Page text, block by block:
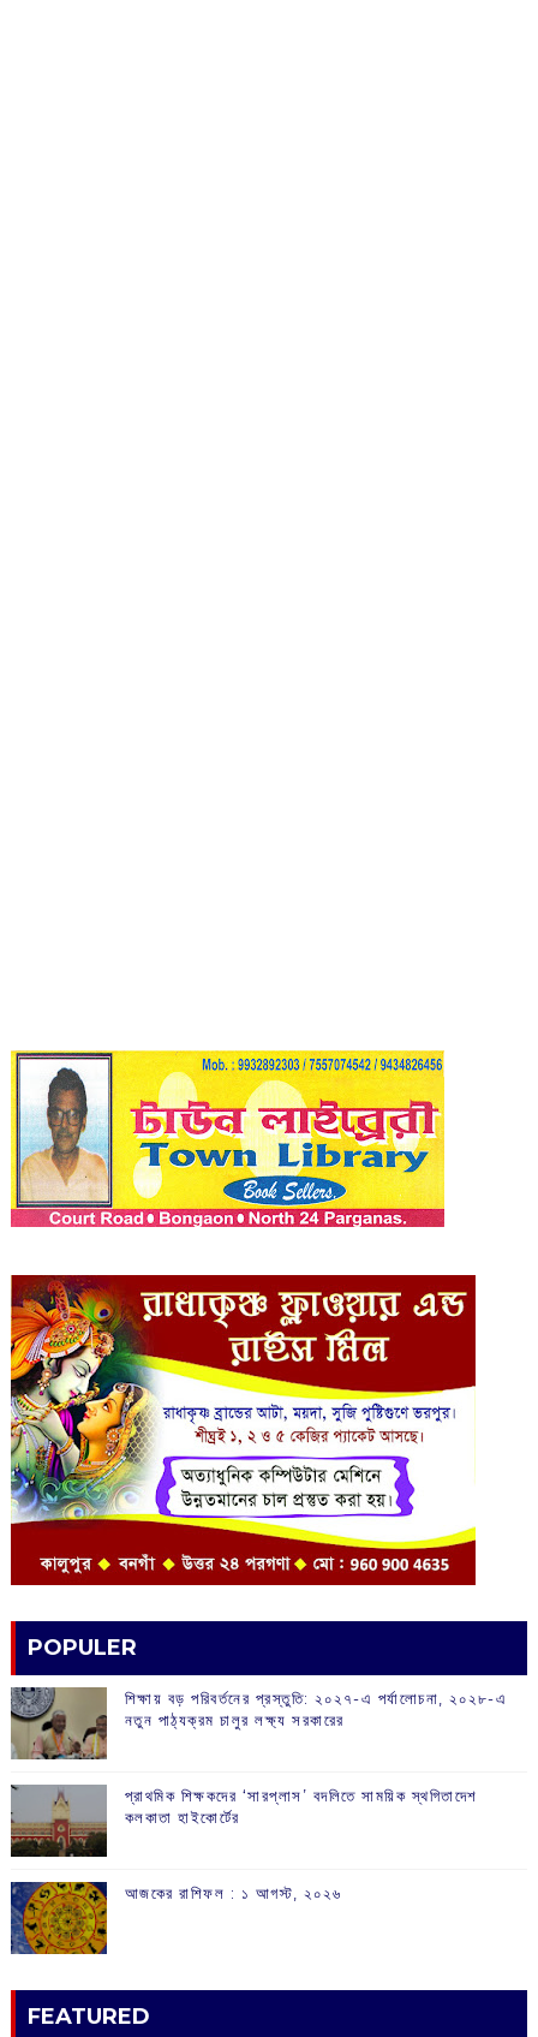
POPULER
শিক্ষায় বড় পরিবর্তনের প্রস্তুতি: ২০২৭-এ পর্যালোচনা, ২০২৮-এ
নতুন পাঠ্যক্রম চালুর লক্ষ্য সরকারের
প্রাথমিক শিক্ষকদের ‘সারপ্লাস’ বদলিতে সাময়িক স্থগিতাদেশ
কলকাতা হাইকোর্টের
আজকের রাশিফল :‌ ‌‌১ আগস্ট, ২০২৬
FEATURED